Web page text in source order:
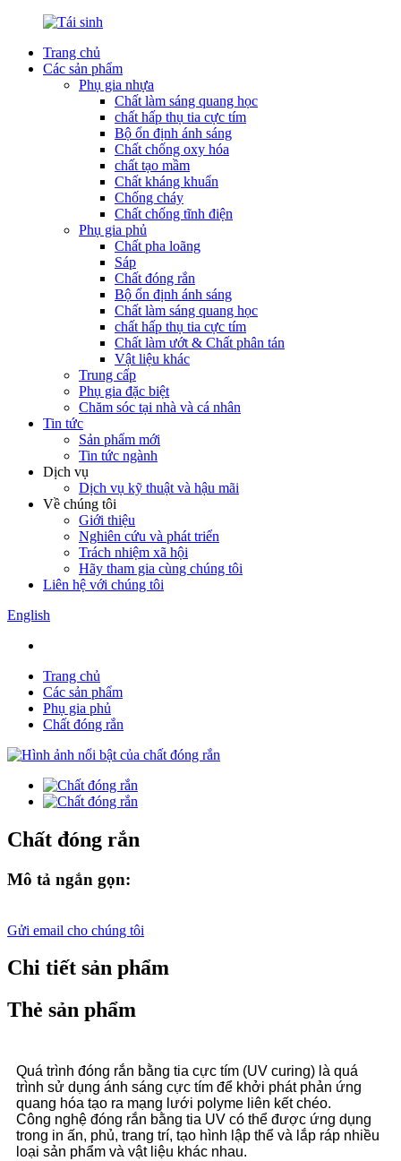
Trang chủ
Các sản phẩm
Phụ gia nhựa
Chất làm sáng quang học
chất hấp thụ tia cực tím
Bộ ổn định ánh sáng
Chất chống oxy hóa
chất tạo mầm
Chất kháng khuẩn
Chống cháy
Chất chống tĩnh điện
Phụ gia phủ
Chất pha loãng
Sáp
Chất đóng rắn
Bộ ổn định ánh sáng
Chất làm sáng quang học
chất hấp thụ tia cực tím
Chất làm ướt & Chất phân tán
Vật liệu khác
Trung cấp
Phụ gia đặc biệt
Chăm sóc tại nhà và cá nhân
Tin tức
Sản phẩm mới
Tin tức ngành
Dịch vụ
Dịch vụ kỹ thuật và hậu mãi
Về chúng tôi
Giới thiệu
Nghiên cứu và phát triển
Trách nhiệm xã hội
Hãy tham gia cùng chúng tôi
Liên hệ với chúng tôi
English
Trang chủ
Các sản phẩm
Phụ gia phủ
Chất đóng rắn
Chất đóng rắn
Mô tả ngắn gọn:
Gửi email cho chúng tôi
Chi tiết sản phẩm
Thẻ sản phẩm
Quá trình đóng rắn bằng tia cực tím (UV curing) là quá
trình sử dụng ánh sáng cực tím để khởi phát phản ứng
quang hóa tạo ra mạng lưới polyme liên kết chéo.
Công nghệ đóng rắn bằng tia UV có thể được ứng dụng
trong in ấn, phủ, trang trí, tạo hình lập thể và lắp ráp nhiều
loại sản phẩm và vật liệu khác nhau.